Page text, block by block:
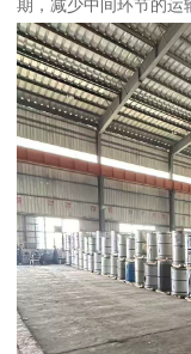
期，减少中间环节的运